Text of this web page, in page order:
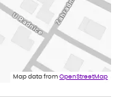
Map data fromOpenStreetMap